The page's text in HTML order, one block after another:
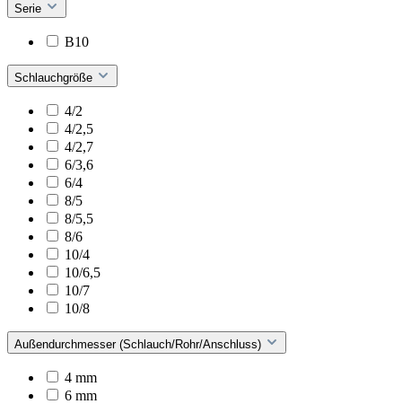
Serie
B10
Schlauchgröße
4/2
4/2,5
4/2,7
6/3,6
6/4
8/5
8/5,5
8/6
10/4
10/6,5
10/7
10/8
Außendurchmesser (Schlauch/Rohr/Anschluss)
4 mm
6 mm